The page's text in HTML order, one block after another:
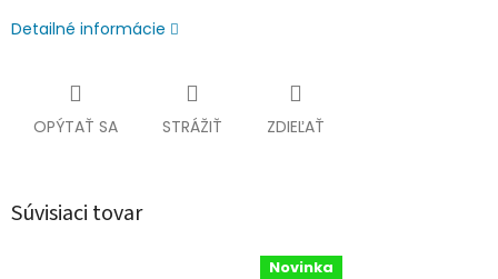
Detailné informácie
OPÝTAŤ SA STRÁŽIŤ ZDIEĽAŤ
Súvisiaci tovar
Novinka